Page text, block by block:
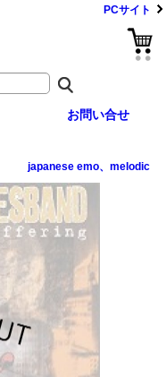
PCサイト
お問い合せ
japanese emo、melodic